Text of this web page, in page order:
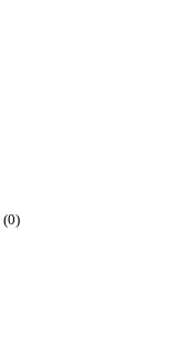
(0)